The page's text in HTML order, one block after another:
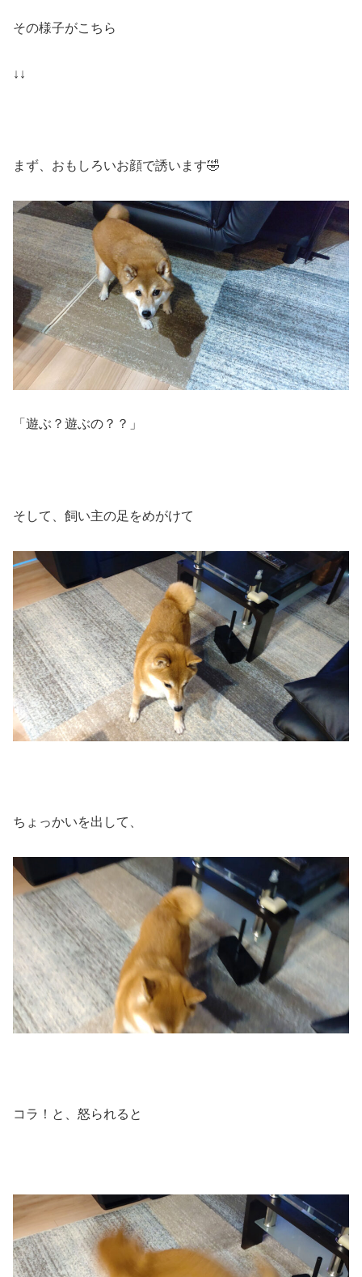
その様子がこちら
↓↓
まず、おもしろいお顔で誘います🤣
「遊ぶ？遊ぶの？？」
そして、飼い主の足をめがけて
ちょっかいを出して、
コラ！と、怒られると